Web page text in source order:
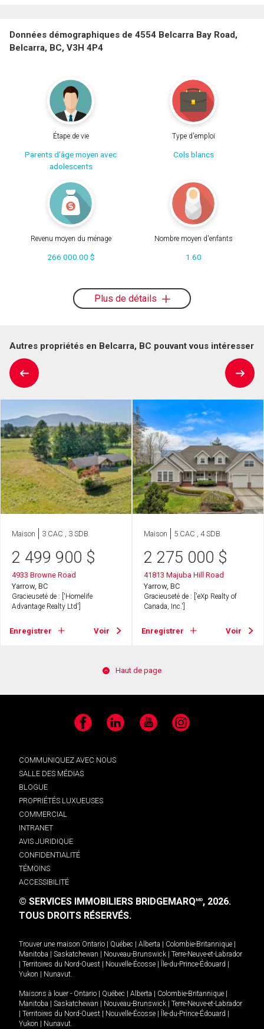
Données démographiques de 4554 Belcarra Bay Road,
Belcarra, BC, V3H 4P4
Étape de vie
Parents d'âge moyen avec
adolescents
Type d'emploi
Cols blancs
Revenu moyen du ménage
266 000.00 $
Nombre moyen d'enfants
1.60
Plus de détails
Autres propriétés en Belcarra, BC pouvant vous intéresser
Maison 3 CAC , 3 SDB
2 499 900 $
4933 Browne Road
Yarrow, BC
Gracieuseté de : ['Homelife
Advantage Realty Ltd']
Enregistrer Voir
Maison 5 CAC , 4 SDB
2 275 000 $
41813 Majuba Hill Road
Yarrow, BC
Gracieuseté de : ['eXp Realty of
Canada, Inc.']
Enregistrer Voir
Haut de page
Facebook LinkedIn YouTube Instagram
COMMUNIQUEZ AVEC NOUS
SALLE DES MÉDIAS
BLOGUE
PROPRIÉTÉS LUXUEUSES
COMMERCIAL
INTRANET
AVIS JURIDIQUE
CONFIDENTIALITÉ
TÉMOINS
ACCESSIBILITÉ
© SERVICES IMMOBILIERS BRIDGEMARQMD, 2026.
TOUS DROITS RÉSERVÉS.
Trouver une maison Ontario Québec Alberta Colombie-Britannique
Manitoba
Saskatchewan Nouveau-Brunswick
Terre-Neuve-et-Labrador
Territoires du Nord-Ouest Nouvelle-Écosse Île-du-Prince-Édouard
Yukon
Nunavut.
Maisons à louer - Ontario Québec Alberta Colombie-Britannique
Manitoba
Saskatchewan Nouveau-Brunswick
Terre-Neuve-et-Labrador
Territoires du Nord-Ouest Nouvelle-Écosse Île-du-Prince-Édouard
Yukon
Nunavut.